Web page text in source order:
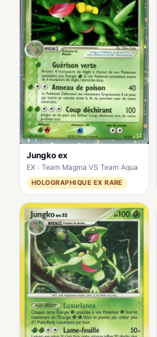
Jungko ex
EX : Team Magma VS Team Aqua
HOLOGRAPHIQUE EX RARE